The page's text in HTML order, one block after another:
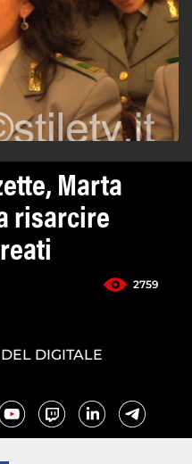
Marta
risarcire
2759
DIGITALE